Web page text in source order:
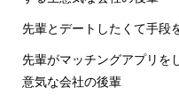
先輩とデートしたくて手段
先輩がマッチングアプリを
意気な会社の後輩